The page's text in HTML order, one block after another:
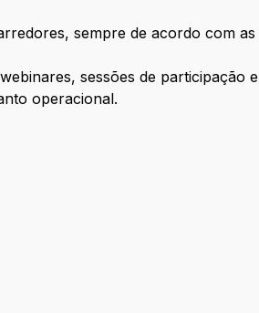
sempre de acordo com as
sessões de participação e
operacional.